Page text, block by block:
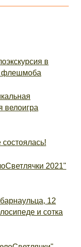
в
флешмоба
велоигра
2021"
12
и сотка